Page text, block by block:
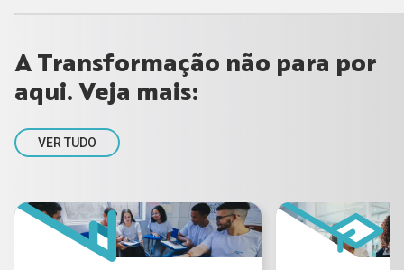
A Transformação não para por
aqui. Veja mais:
VER TUDO